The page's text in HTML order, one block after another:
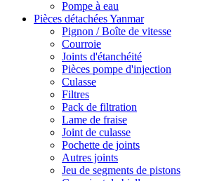
Pompe à eau
Pièces détachées Yanmar
Pignon / Boîte de vitesse
Courroie
Joints d'étanchéité
Pièces pompe d'injection
Culasse
Filtres
Pack de filtration
Lame de fraise
Joint de culasse
Pochette de joints
Autres joints
Jeu de segments de pistons